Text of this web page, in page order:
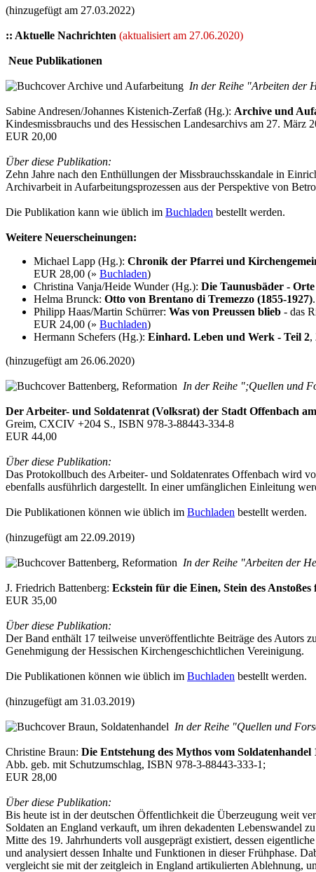
(hinzugefügt am 27.03.2022)
:: Aktuelle Nachrichten (aktualisiert am 27.06.2020)
Neue Publikationen
In der Reihe "Arbeiten der
Sabine Andresen/Johannes Kistenich-Zerfaß (Hg.): Archive und
Kindesmissbrauchs und des Hessischen Landesarchivs am 27.
EUR 20,00
Über diese Publikation:
Zehn Jahre nach den Enthüllungen der Missbrauchsskandale in
Archivarbeit in Aufarbeitungsprozessen aus der Perspektive von
Die Publikation kann wie üblich im Buchladen bestellt werden.
Weitere Neuerscheinungen:
Michael Lapp (Hg.): Chronik der Pfarrei und
EUR 28,00 (» Buchladen)
Christina Vanja/Heide Wunder (Hg.): Die Taunusbäder -
Helma Brunck: Otto von Brentano di Tremezzo (1855-1927)
Philipp Haas/Martin Schürrer: Was von Preussen blieb - das
EUR 24,00 (» Buchladen)
Hermann Schefers (Hg.): Einhard. Leben und Werk - Teil 2,
(hinzugefügt am 26.06.2020)
In der Reihe ";Quellen und
Der Arbeiter- und Soldatenrat (Volksrat) der Stadt Offenbach
Greim, CXCIV +204 S., ISBN 978-3-88443-334-8
EUR 44,00
Über diese Publikation:
Das Protokollbuch des Arbeiter- und Soldatenrates Offenbach wird
ebenfalls ausführlich dargestellt. In einer umfänglichen Einleitung
Die Publikationen können wie üblich im Buchladen bestellt werden.
(hinzugefügt am 22.09.2019)
In der Reihe "Arbeiten der
J. Friedrich Battenberg: Eckstein für die Einen, Stein des
EUR 35,00
Über diese Publikation:
Der Band enthält 17 teilweise unveröffentlichte Beiträge des Autors
Genehmigung der Hessischen Kirchengeschichtlichen Vereinigung.
Die Publikationen können wie üblich im Buchladen bestellt werden.
(hinzugefügt am 31.03.2019)
In der Reihe "Quellen und
Christine Braun: Die Entstehung des Mythos vom Soldatenhandel
Abb. geb. mit Schutzumschlag, ISBN 978-3-88443-333-1;
EUR 28,00
Über diese Publikation:
Bis heute ist in der deutschen Öffentlichkeit die Überzeugung weit
Soldaten an England verkauft, um ihren dekadenten Lebenswandel
Mitte des 19. Jahrhunderts voll ausgeprägt existiert, dessen
und analysiert dessen Inhalte und Funktionen in dieser Frühphase.
vergleicht sie mit der zeitgleich in England artikulierten Ablehnung,